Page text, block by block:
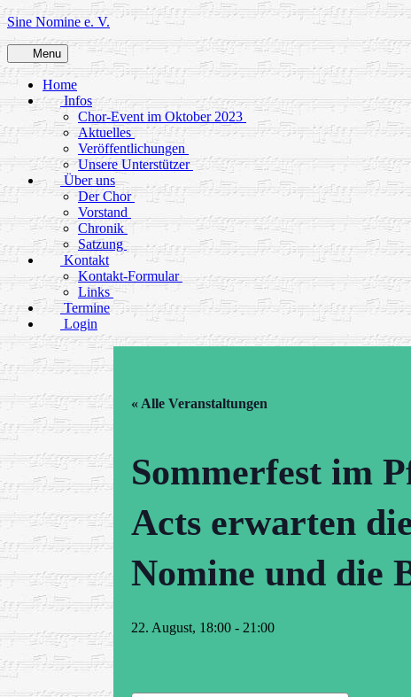
Skip
to
content
Sine Nomine e. V.
Menu
Home
Infos
Chor-Event im Oktober 2023
Aktuelles
Veröffentlichungen
Unsere Unterstützer
Über uns
Der Chor
Vorstand
Chronik
Satzung
Kontakt
Kontakt-Formular
Links
Termine
Login
« Alle Veranstaltungen
Sommerfest im
Acts erwarten
Nomine und die
22. August, 18:00 - 21:00